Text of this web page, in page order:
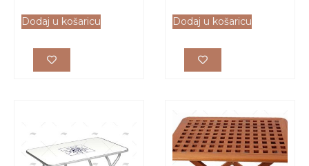
Dodaj u košaricu Dodaj u košaricu